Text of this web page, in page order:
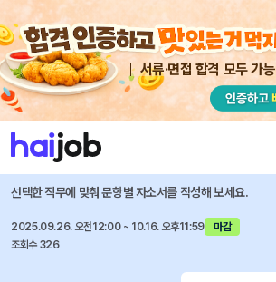
서류·면접 합격 모두 가능
채용공고 자소서 자유항목 자소서 내 작성목록
한국항공우주산업
2025 하반기 경력사원 채용
선택한 직무에 맞춰 문항별 자소서를 작성해 보세요.
2025.09.26. 오전12:00 ~ 10.16. 오후11:59
마감
조회수 326